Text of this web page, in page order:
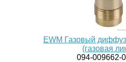
EWM Газовый
(газовая
094-009662-